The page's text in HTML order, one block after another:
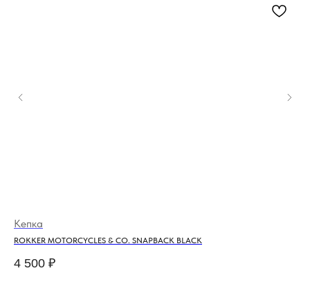
ROKKER MOTORCYCLES & CO. SNAPBACK BLACK
Кепка
4 500 ₽